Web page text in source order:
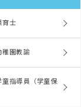
育士
稚園教諭
指導員（学童保